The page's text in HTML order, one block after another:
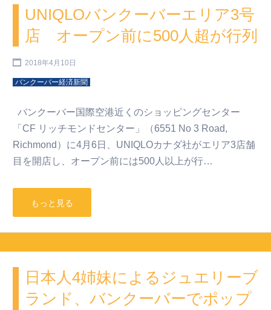
UNIQLOバンクーバーエリア3号
店 オープン前に500人超が行列
2018年4月10日
バンクーバー経済新聞
バンクーバー国際空港近くのショッピングセンター
「CF リッチモンドセンター」（6551 No 3 Road,
Richmond）に4月6日、UNIQLOカナダ社がエリア3店舗
目を開店し、オープン前には500人以上が行…
もっと見る
日本人4姉妹によるジュエリーブ
ランド、バンクーバーでポップ